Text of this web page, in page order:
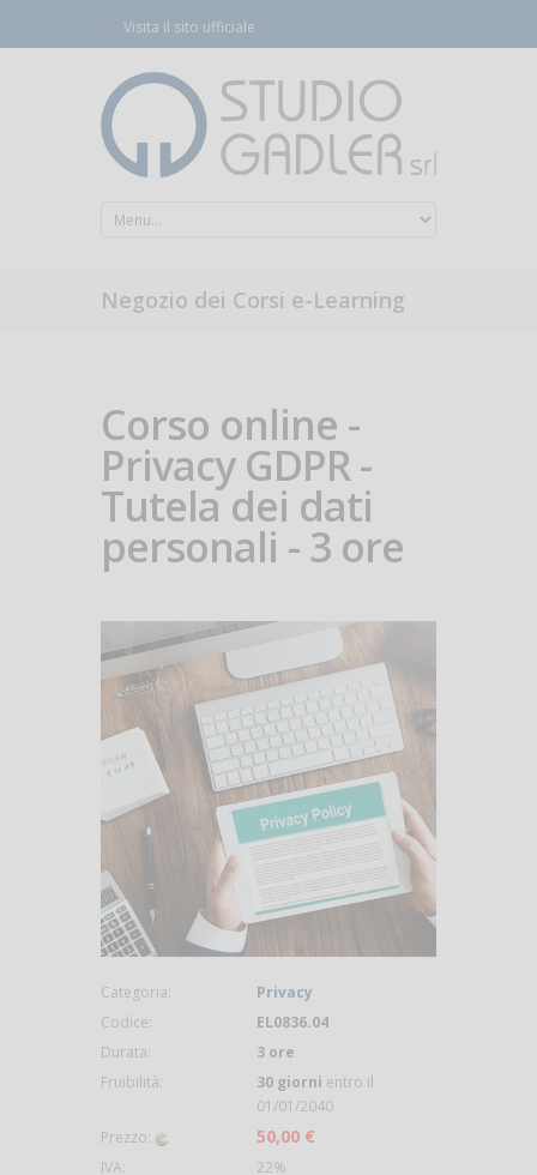
Visita il sito ufficiale
Negozio dei Corsi e-Learning
Corso online -
Privacy GDPR -
Tutela dei dati
personali - 3 ore
Categoria:
Privacy
Codice:
EL0836.04
Durata:
3 ore
Fruibilità:
30 giorni entro il
01/01/2040
Prezzo:
50,00 €
IVA:
22%